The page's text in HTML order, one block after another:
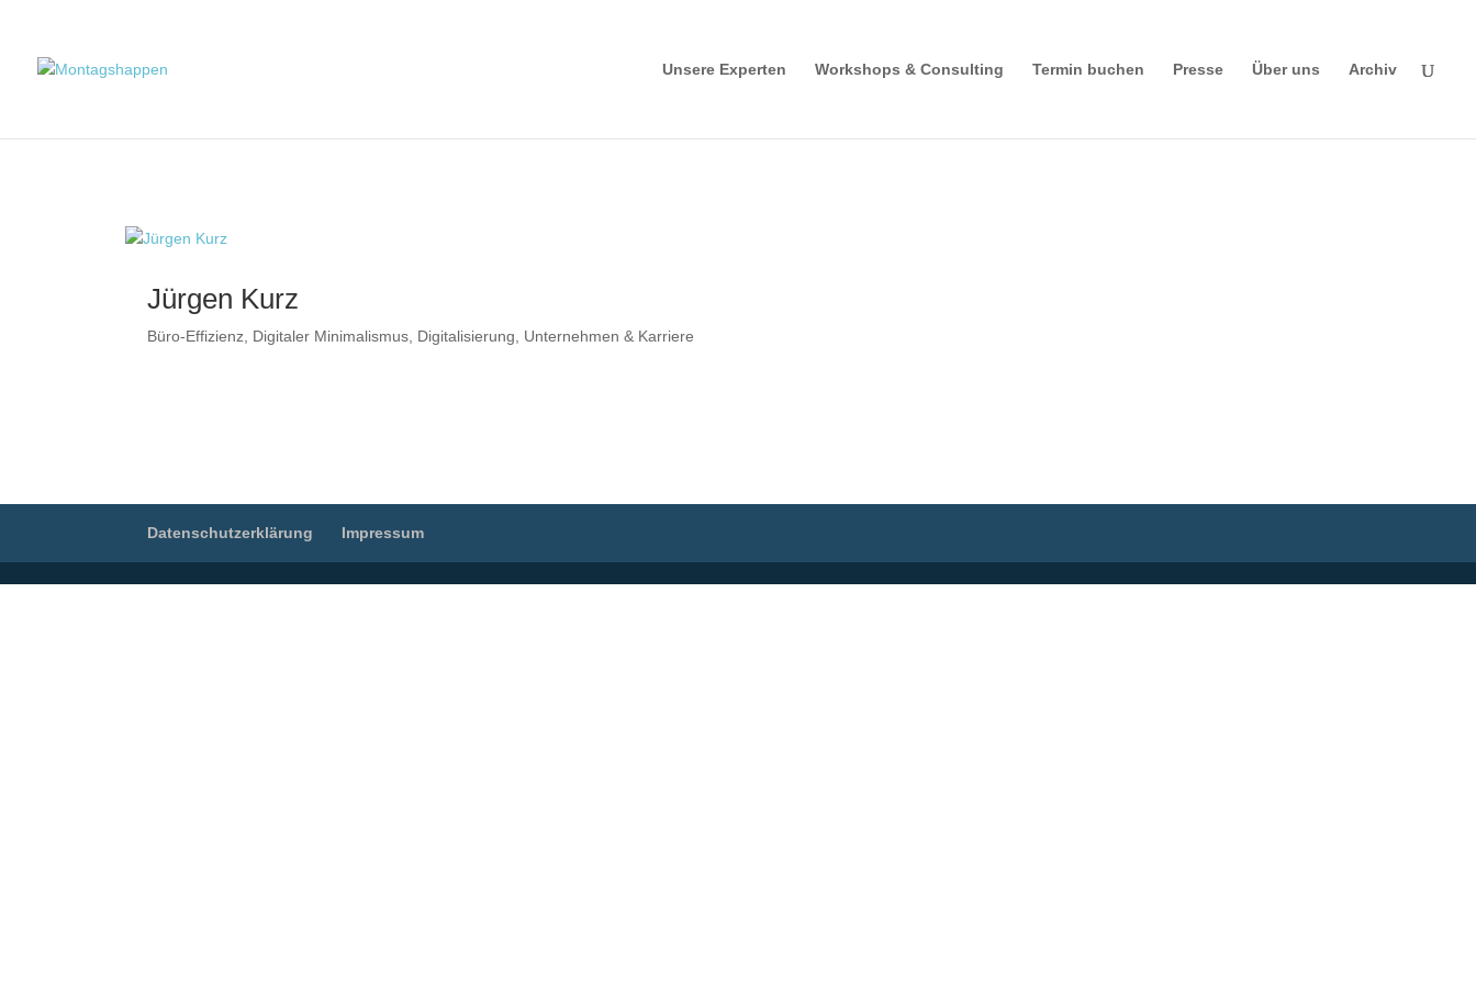
Unsere Experten Workshops & Consulting Termin buchen Presse Über uns Archiv
Jürgen Kurz
Büro-Effizienz, Digitaler Minimalismus, Digitalisierung, Unternehmen & Karriere
Datenschutzerklärung Impressum